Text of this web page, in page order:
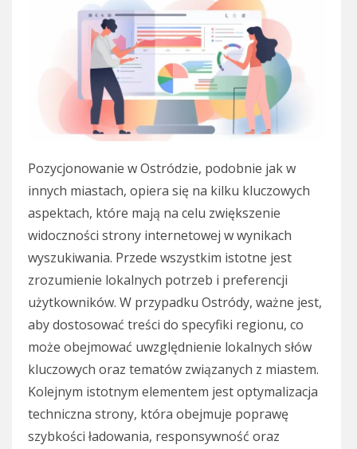
Pozycjonowanie w Ostródzie, podobnie jak w
innych miastach, opiera się na kilku kluczowych
aspektach, które mają na celu zwiększenie
widoczności strony internetowej w wynikach
wyszukiwania. Przede wszystkim istotne jest
zrozumienie lokalnych potrzeb i preferencji
użytkowników. W przypadku Ostródy, ważne jest,
aby dostosować treści do specyfiki regionu, co
może obejmować uwzględnienie lokalnych słów
kluczowych oraz tematów związanych z miastem.
Kolejnym istotnym elementem jest optymalizacja
techniczna strony, która obejmuje poprawę
szybkości ładowania, responsywność oraz